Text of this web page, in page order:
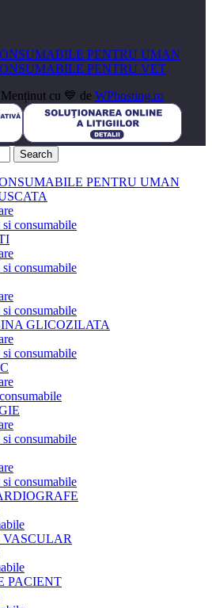
PENTRU UMAN
PENTRU VET
cu 💙 de WPhosting.ro
Search
PENTRU UMAN
consumabile
consumabile
consumabile
GLICOZILATA
consumabile
consumabile
consumabile
VASCULAR
PACIENT